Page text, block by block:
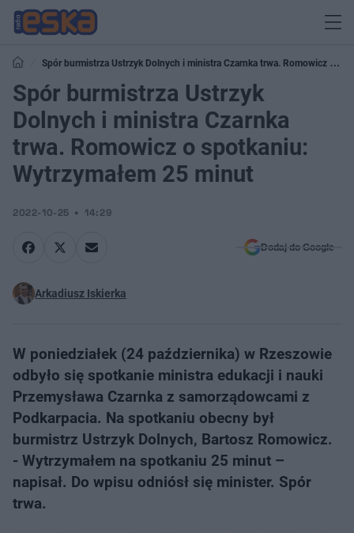
Spór burmistrza Ustrzyk Dolnych i ministra Czarnka trwa. Romowicz o
spotkaniu: Wytrzymałem 25 minut
Spór burmistrza Ustrzyk
Dolnych i ministra Czarnka
trwa. Romowicz o spotkaniu:
Wytrzymałem 25 minut
2022-10-25 14:29
Dodaj do Google
Arkadiusz Iskierka
W poniedziałek (24 października) w Rzeszowie
odbyło się spotkanie ministra edukacji i nauki
Przemysława Czarnka z samorządowcami z
Podkarpacia. Na spotkaniu obecny był
burmistrz Ustrzyk Dolnych, Bartosz Romowicz.
- Wytrzymałem na spotkaniu 25 minut –
napisał. Do wpisu odniósł się minister. Spór
trwa.